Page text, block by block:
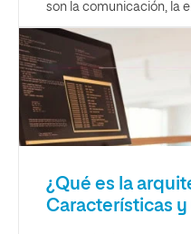
son la comunicación, la
¿Qué es la
Características y